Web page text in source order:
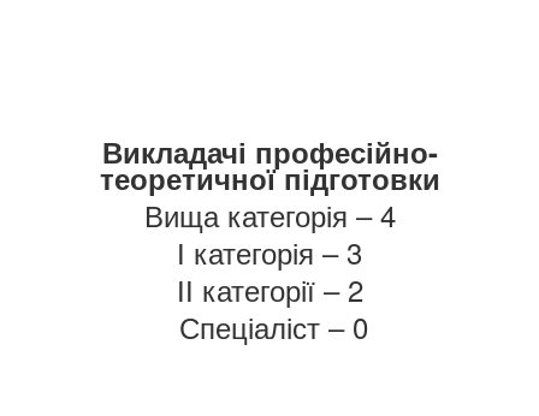
Викладачі професійно-
теоретичної підготовки
Вища категорія – 4
І категорія – 3
ІІ категорії – 2
Спеціаліст – 0